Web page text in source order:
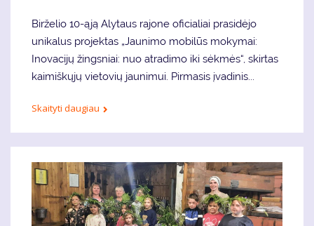
Birželio 10-ąją Alytaus rajone oficialiai prasidėjo
unikalus projektas „Jaunimo mobilūs mokymai:
Inovacijų žingsniai: nuo atradimo iki sėkmės“, skirtas
kaimiškųjų vietovių jaunimui. Pirmasis įvadinis...
Skaityti daugiau